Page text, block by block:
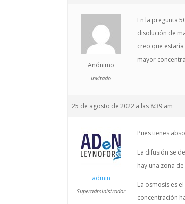
Anónimo
Invitado
En la pregunta
disolución de
creo que
mayor
25 de agosto de 2022 a las 8:39 am
admin
Superadministrador
Pues tienes
La difusión se
hay una zona
La osmosis es
concentración